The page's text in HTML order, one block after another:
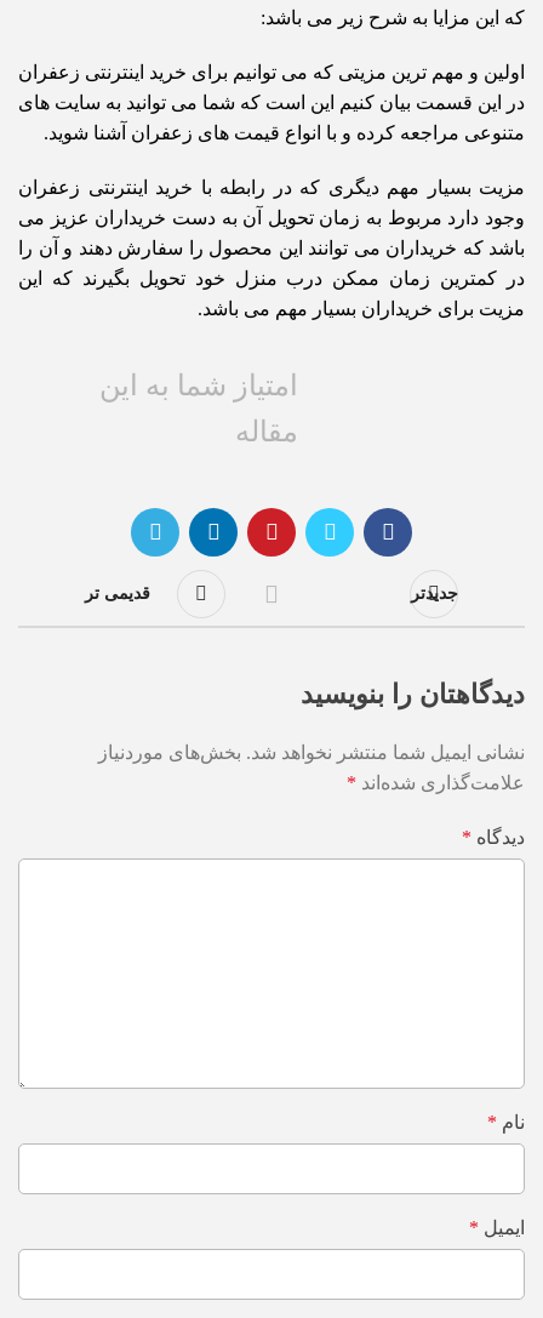
که این مزایا به شرح زیر می باشد:
اولین و مهم ترین مزیتی که می توانیم برای خرید اینترنتی زعفران
در این قسمت بیان کنیم این است که شما می توانید به سایت های
متنوعی مراجعه کرده و با انواع قیمت های زعفران آشنا شوید.
مزیت بسیار مهم دیگری که در رابطه با خرید اینترنتی زعفران
وجود دارد مربوط به زمان تحویل آن به دست خریداران عزیز می
باشد که خریداران می توانند این محصول را سفارش دهند و آن را
در کمترین زمان ممکن درب منزل خود تحویل بگیرند که این
مزیت برای خریداران بسیار مهم می باشد.
امتیاز شما به این
مقاله
جدیدتر قدیمی تر
دیدگاهتان را بنویسید
نشانی ایمیل شما منتشر نخواهد شد. بخش‌های موردنیاز
علامت‌گذاری شده‌اند *
دیدگاه *
نام *
ایمیل *